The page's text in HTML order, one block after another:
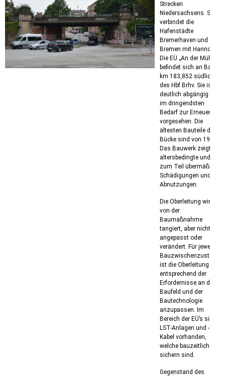
Strecken
Niedersachsens. Sie
verbindet die
Hafenstädte
Bremerhaven und
Bremen mit Hannover.
Die EÜ „An der Mühle“
befindet sich an Bahn-
km 183,852 südlich
des Hbf Brhv. Sie ist
deutlich abgängig und
im dringendsten
Bedarf zur Erneuerung
vorgesehen. Die
ältesten Bauteile der
Bücke sind von 1914.
Das Bauwerk zeigt
altersbedingte und
zum Teil übermäßige
Schädigungen und
Abnutzungen.
Die Oberleitung wird
von der
Baumaßnahme
tangiert, aber nicht
angepasst oder
verändert. Für jeweilige
Bauzwischenzustände
ist die Oberleitung
entsprechend der
Erfordernisse an das
Baufeld und der
Bautechnologie
anzupassen. Im
Bereich der EÜ’s sind
LST-Anlagen und -
Kabel vorhanden,
welche bauzeitlich zu
sichern sind.
Gegenstand des